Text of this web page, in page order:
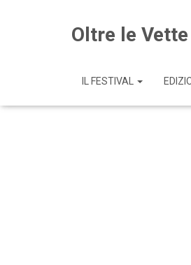
Oltre le Vette
IL FESTIVAL